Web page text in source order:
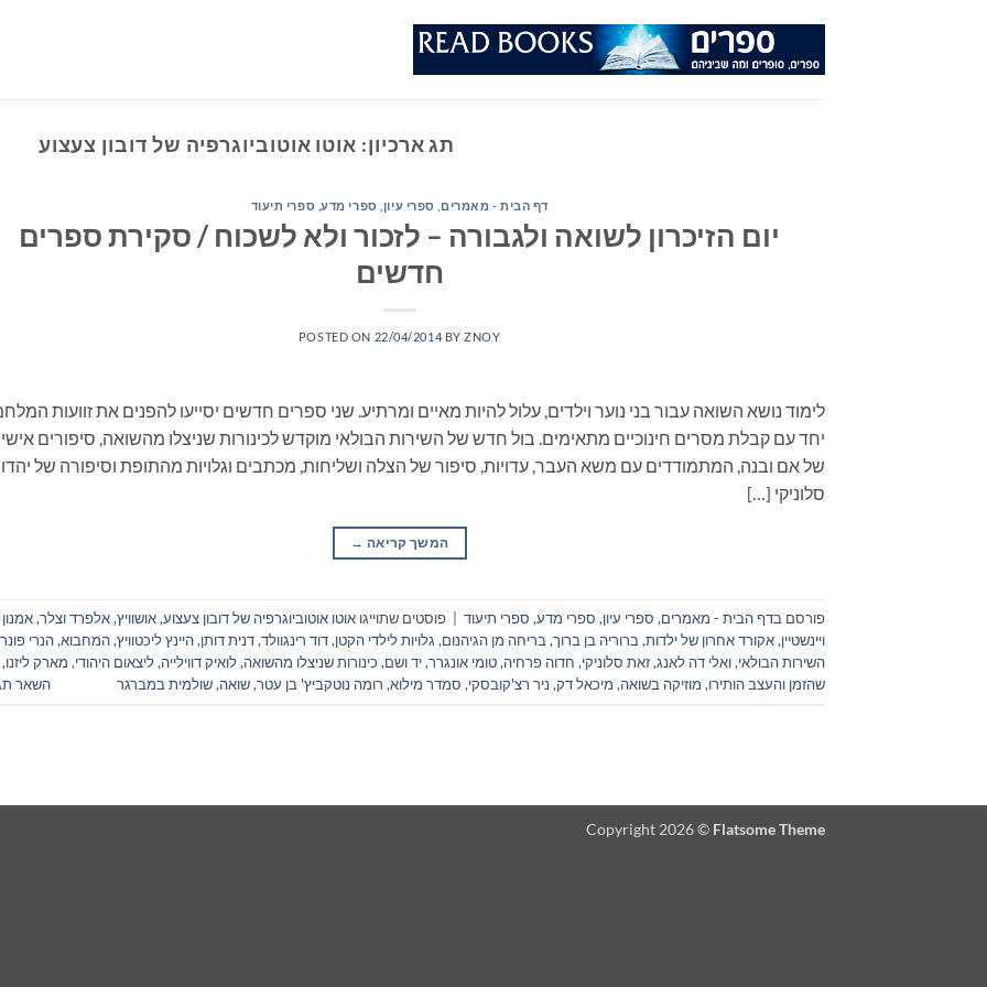
תג ארכיון: אוטו אוטוביוגרפיה של דובון צעצוע
דף הבית - מאמרים ספרי עיון, ספרי מדע, ספרי תיעוד
יום הזיכרון לשואה ולגבורה – לזכור ולא לשכוח / סקירת ספרים
חדשים
POSTED ON 22/04/2014 BYZNOY
לימוד נושא השואה עבור בני נוער וילדים, עלול להיות מאיים ומרתיע. שני ספרים חדשים יסייעו להפנים את זוועות
יחד עם קבלת מסרים חינוכיים מתאימים. בול חדש של השירות הבולאי מוקדש לכינורות שניצלו מהשואה, סיפורים
של אם ובנה, המתמודדים עם משא העבר, עדויות, סיפור של הצלה ושליחות, מכתבים וגלויות מהתופת וסיפורה של
סלוניקי […]
המשך קריאה →
פורסם בדף הבית - מאמרים, ספרי עיון, ספרי מדע, ספרי תיעוד פוסטים שתוייגו אוטו אוטוביוגרפיה של דובון צעצוע,אושוויץ,אלפרד וצלר,אמנון
ויינשטיין,אקורד אחרון של ילדות, ברוריה בן ברוך, בריחה מן הגיהנום, גלויות לילדי הקטן,דוד רינגוולד,דנית דותן,היינץ ליכטוויץ,המחבוא,הנרי פונר
השירות הבולאי,ואלי דה לאנג,זאת סלוניקי, חדוה פרחיה,טומי אונגרר,יד ושם, כינורות שניצלו מהשואה,לואיק דווילייה,ליצאום היהודי, מארק ליזנו,
שהזמן והעצב הותירו, מוזיקה בשואה, מיכאל דק, ניר רצ'קובסקי, סמדר מילוא, רומה נוטקביץ' בן עטר,שואה,שולמית במברגר השאר
Copyright 2026 © Flatsome Theme